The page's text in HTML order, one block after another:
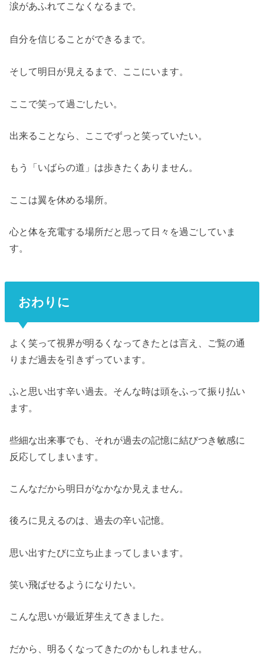
涙があふれてこなくなるまで。
自分を信じることができるまで。
そして明日が見えるまで、ここにいます。
ここで笑って過ごしたい。
出来ることなら、ここでずっと笑っていたい。
もう「いばらの道」は歩きたくありません。
ここは翼を休める場所。
心と体を充電する場所だと思って日々を過ごしていま
す。
おわりに
よく笑って視界が明るくなってきたとは言え、ご覧の通
りまだ過去を引きずっています。
ふと思い出す辛い過去。そんな時は頭をふって振り払い
ます。
些細な出来事でも、それが過去の記憶に結びつき敏感に
反応してしまいます。
こんなだから明日がなかなか見えません。
後ろに見えるのは、過去の辛い記憶。
思い出すたびに立ち止まってしまいます。
笑い飛ばせるようになりたい。
こんな思いが最近芽生えてきました。
だから、明るくなってきたのかもしれません。